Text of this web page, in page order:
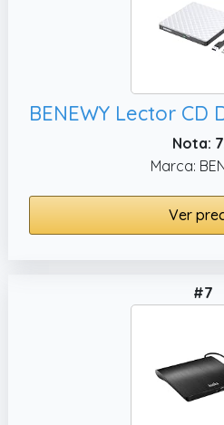
Nota:
Marca:
Ver
#7